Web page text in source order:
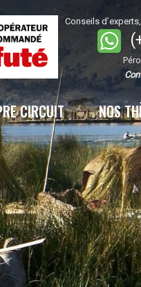
Conseils
CIRCUIT NOS